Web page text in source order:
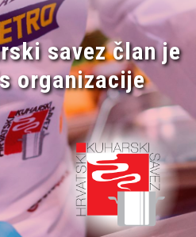
savez član je
organizacije